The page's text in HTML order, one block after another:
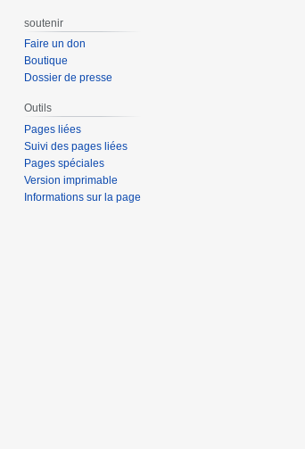
soutenir
Faire un don
Boutique
Dossier de presse
Outils
Pages liées
Suivi des pages liées
Pages spéciales
Version imprimable
Informations sur la page